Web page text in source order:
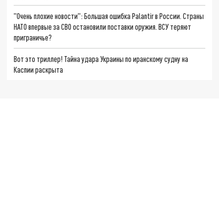
"Очень плохие новости": Большая ошибка Palantir в России. Страны
НАТО впервые за СВО остановили поставки оружия. ВСУ теряют
приграничье?
Вот это триллер! Тайна удара Украины по иранскому судну на
Каспии раскрыта